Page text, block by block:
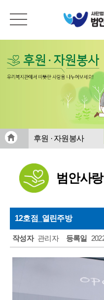
후원 · 자원봉사
범안사
12호점_열린주방
작성자 관리자 등록일